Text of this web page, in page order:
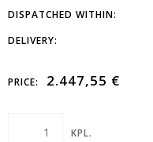
DISPATCHED WITHIN:
DELIVERY:
PRICE:
2.447,55 €
KPL.